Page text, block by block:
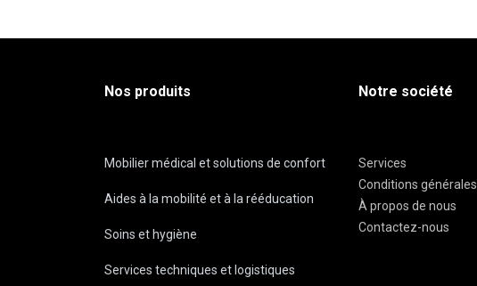
Nos produits
Mobilier médical et solutions de confort
Aides à la mobilité et à la rééducation
Soins et hygiène
Services techniques et logistiques
Notre société
Services
Conditions générales
À propos de nous
Contactez-nous